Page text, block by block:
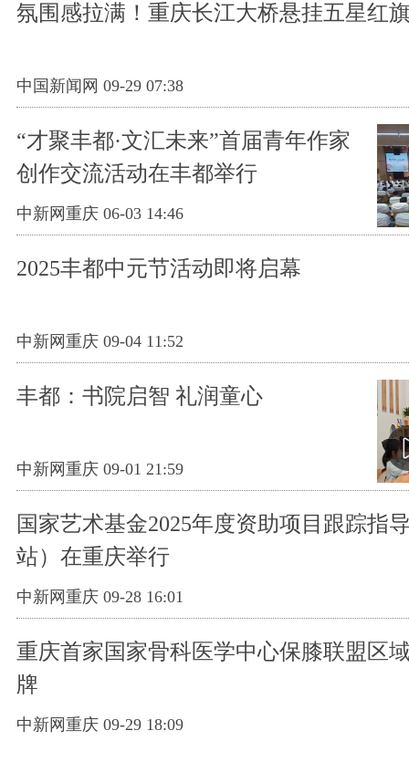
氛围感拉满！重庆长江大桥悬挂五星红
中国新闻网 09-29 07:38
“才聚丰都·文汇未来”首届青年作家
创作交流活动在丰都举行
中新网重庆 06-03 14:46
2025丰都中元节活动即将启幕
中新网重庆 09-04 11:52
丰都：书院启智 礼润童心
中新网重庆 09-01 21:59
国家艺术基金2025年度资助项目跟踪指
站）在重庆举行
中新网重庆 09-28 16:01
重庆首家国家骨科医学中心保膝联盟区
牌
中新网重庆 09-29 18:09